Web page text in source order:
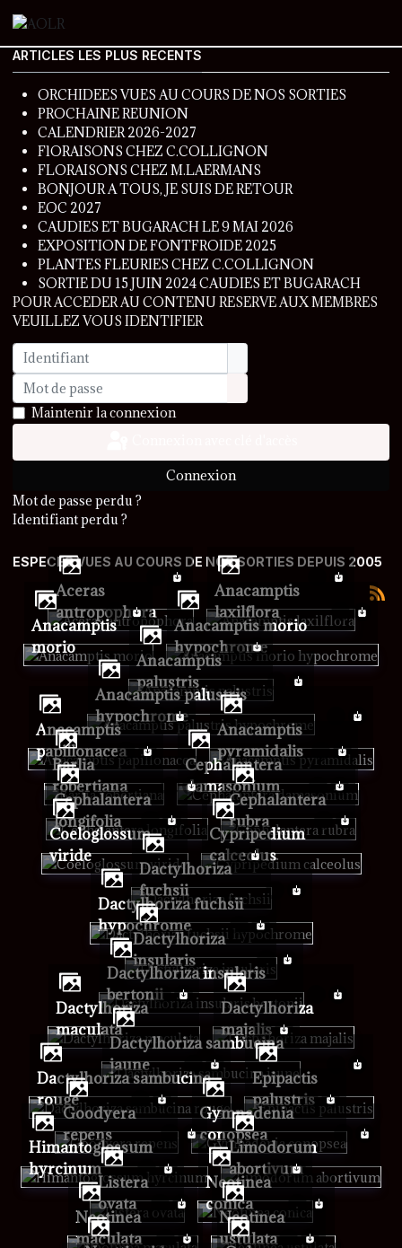
ARTICLES LES PLUS RECENTS
ORCHIDEES VUES AU COURS DE NOS SORTIES
PROCHAINE REUNION
CALENDRIER 2026-2027
FlORAISONS CHEZ C.COLLIGNON
FLORAISONS CHEZ M.LAERMANS
BONJOUR A TOUS, JE SUIS DE RETOUR
EOC 2027
CAUDIES ET BUGARACH LE 9 MAI 2026
EXPOSITION DE FONTFROIDE 2025
PLANTES FLEURIES CHEZ C.COLLIGNON
SORTIE DU 15 JUIN 2024 CAUDIES ET BUGARACH
POUR ACCEDER AU CONTENU RESERVE AUX MEMBRES
VEUILLEZ VOUS IDENTIFIER
Identifiant
Mot de passe
Afficher le mot de passe
Maintenir la connexion
Connexion
Mot de passe perdu ?
Identifiant perdu ?
ESPECES VUES AU COURS DE NOS SORTIES DEPUIS 2005
Aceras
antropophora
Anacamptis
laxilflora
Anacamptis
morio
Anacamptis morio
hypochrome
Anacamptis
palustris
Anacamptis palustris
hypochrome
Anacamptis
papillonacea
Anacamptis
pyramidalis
Barlia
robertiana
Cephalantera
damasonium
Cephalantera
longifolia
Cephalantera
rubra
Coeloglossum
viride
Cypripedium
calceolus
Dactylhoriza
fuchsii
Dactylhoriza fuchsii
hypochrome
Dactylhoriza
insularis
Dactylhoriza insularis
bertonii
Dactylhoriza
maculata
Dactylhoriza
majalis
Dactylhoriza sambucina
jaune
Dactylhoriza sambucina
rouge
Epipactis
palustris
Goodyera
repens
Gymnadenia
conopsea
Himantoglossum
hyrcinum
Limodorum
abortivum
Listera
ovata
Neotinea
conica
Neotinea
maculata
Neotinea
ustulata